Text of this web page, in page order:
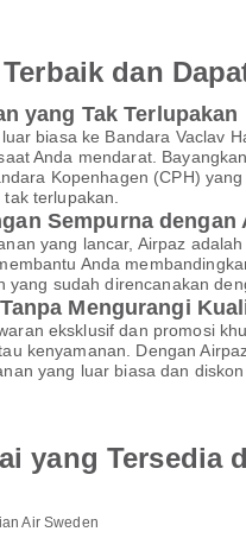
dan
yang Tak Terlupakan
biasa ke Bandara Vaclav
Anda mendarat.
Kopenhagen (CPH)
terlupakan.
Sempurna dengan
yang lancar, Airpaz
Anda
yang sudah direncanakan
Mengurangi
eksklusif dan promosi
kenyamanan. Dengan
yang luar biasa dan diskon
yang Tersedia
Air Sweden